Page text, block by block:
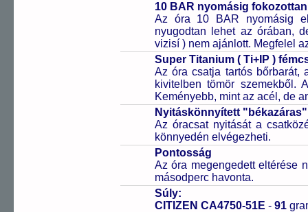
10 BAR nyomásig
Az óra 10 BAR nyomásig
nyugodtan lehet az órában,
vizisí ) nem ajánlott. Megfelel
Super Titanium ( Ti+IP )
Az óra csatja tartós bőrbarát,
kivitelben tömör szemekből.
Keményebb, mint az acél, de
Nyitáskönnyített
Az óracsat nyitását a
könnyedén elvégezheti.
Pontosság
Az óra megengedett eltérése
másodperc havonta.
Súly:
CITIZEN CA4750-51E - 91